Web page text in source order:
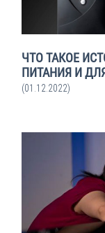
ЧТО ТАКОЕ
ПИТАНИЯ И
(01.12.2022)